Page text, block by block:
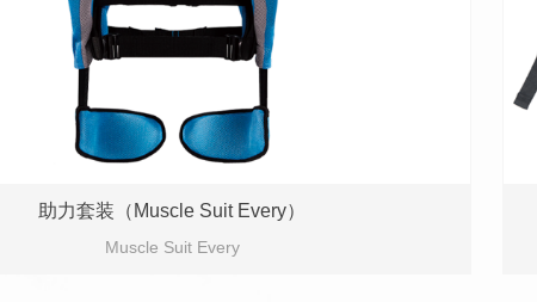
助力套装（Muscle Suit Every）
Muscle Suit Every